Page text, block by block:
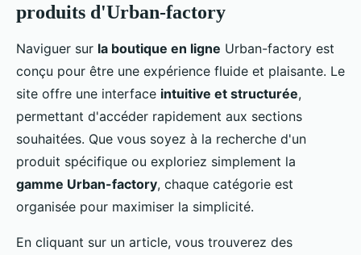
produits d'Urban-factory
Naviguer sur la boutique en ligne Urban-factory est
conçu pour être une expérience fluide et plaisante. Le
site offre une interface intuitive et structurée,
permettant d'accéder rapidement aux sections
souhaitées. Que vous soyez à la recherche d'un
produit spécifique ou exploriez simplement la
gamme Urban-factory, chaque catégorie est
organisée pour maximiser la simplicité.
En cliquant sur un article, vous trouverez des